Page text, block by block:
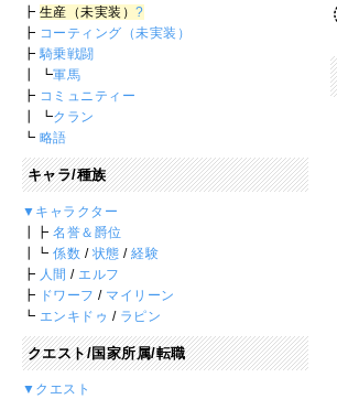
┣ 生産（未実装）?
┣ コーティング（未実装）
┣ 騎乗戦闘
┃ ┗軍馬
┣ コミュニティー
┃ ┗クラン
┗ 略語
キャラ/種族
▼キャラクター
┃┣名誉＆爵位
┃┗係数 / 状態 /経験
┣ 人間 / エルフ
┣ ドワーフ / マイリーン
┗ エンキドゥ / ラピン
クエスト/国家所属/転職
▼クエスト